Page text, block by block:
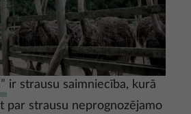
ir strausu saimniecība, kurā
par strausu neprognozējamo